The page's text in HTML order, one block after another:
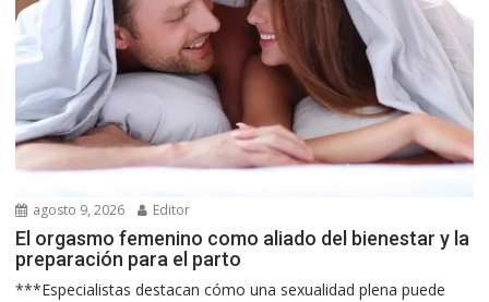
agosto 9, 2026 Editor
El orgasmo femenino como aliado del bienestar y la
preparación para el parto
***Especialistas destacan cómo una sexualidad plena puede